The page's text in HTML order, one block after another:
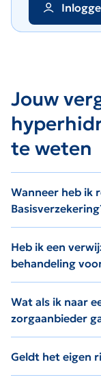
Jouw
te weten
Wanneer heb ik
Heb ik een
behandeling
Wat als ik naar
zorgaanbieder
Geldt het eigen